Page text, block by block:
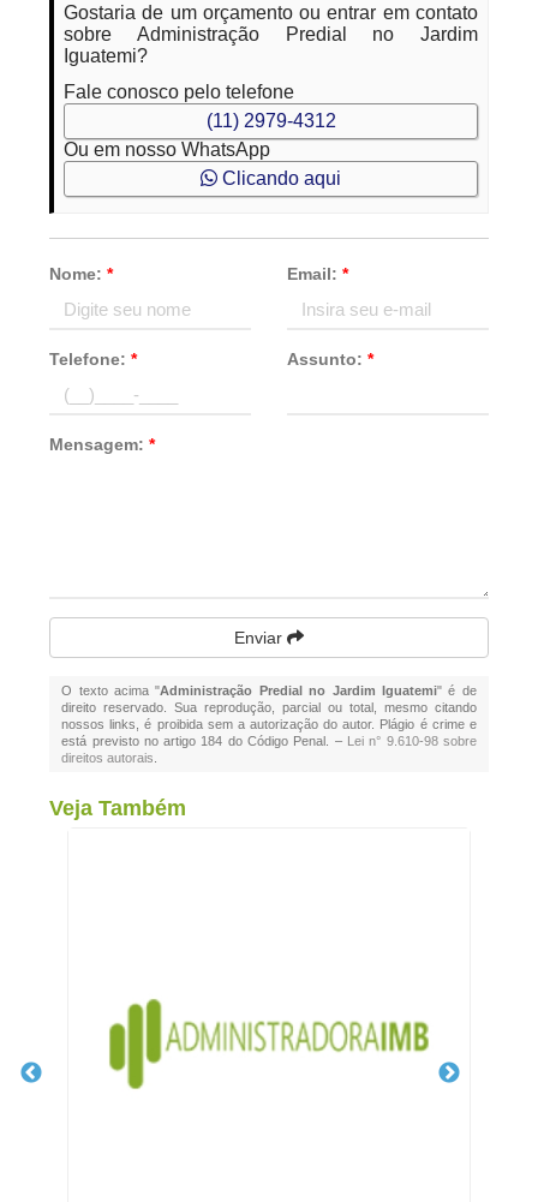
Gostaria de um orçamento ou entrar em contato
sobre Administração Predial no Jardim
Iguatemi?
Fale conosco pelo telefone
(11) 2979-4312
Ou em nosso WhatsApp
Clicando aqui
Nome:* Email: *
Telefone:* Assunto: *
Mensagem:*
Enviar
O texto acima "Administração Predial no Jardim Iguatemi" é de
direito reservado. Sua reprodução, parcial ou total, mesmo citando
nossos links, é proibida sem a autorização do autor. Plágio é crime e
está previsto no artigo 184 do Código Penal. – Lei n° 9.610-98 sobre
direitos autorais
Veja Também